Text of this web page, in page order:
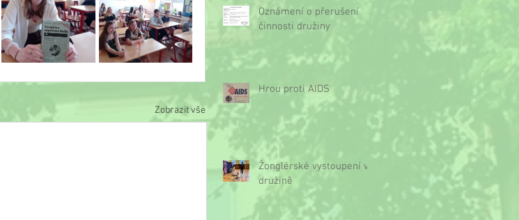
Zobrazit vše
Oznámení o přerušení
činnosti družiny
Hrou proti AIDS
Žonglérské vystoupení v
družině